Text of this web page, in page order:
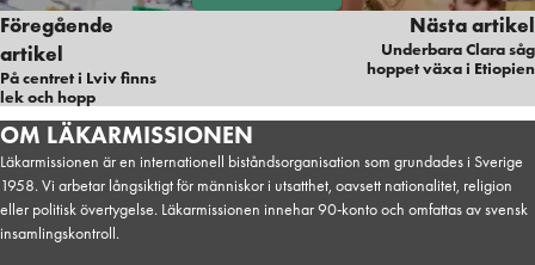
Föregående
artikel
På centret i Lviv finns
lek och hopp
Nästa artikel
Underbara Clara såg
hoppet växa i Etiopien
OM LÄKARMISSIONEN
Läkarmissionen är en internationell biståndsorganisation som grundades i Sverige
1958. Vi arbetar långsiktigt för människor i utsatthet, oavsett nationalitet, religion
eller politisk övertygelse. Läkarmissionen innehar 90-konto och omfattas av svensk
insamlingskontroll.